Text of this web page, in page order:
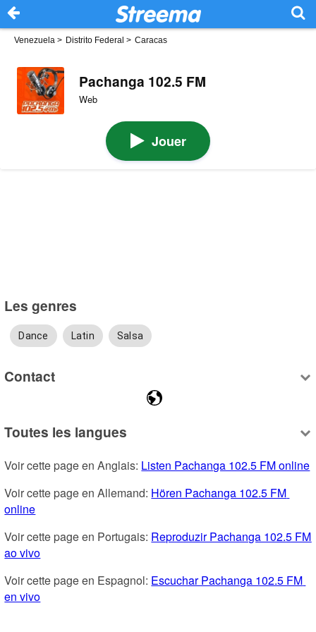
Venezuela > Distrito Federal > Caracas
Pachanga 102.5 FM
Web
Jouer
Les genres
Dance Latin Salsa
Contact
Toutes les langues
Voir cette page en Anglais: Listen Pachanga 102.5 FM online
Voir cette page en Allemand: Hören Pachanga 102.5 FM
online
Voir cette page en Portugais: Reproduzir Pachanga 102.5 FM
ao vivo
Voir cette page en Espagnol: Escuchar Pachanga 102.5 FM
en vivo